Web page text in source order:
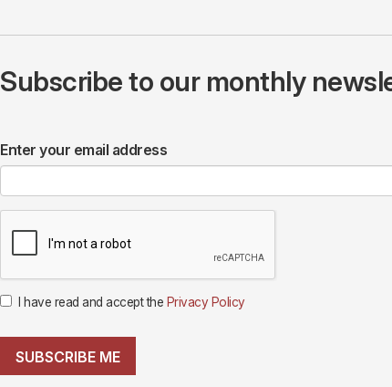
Subscribe to our monthly
Enter your email address
I have read and accept the Privacy Policy
SUBSCRIBE ME